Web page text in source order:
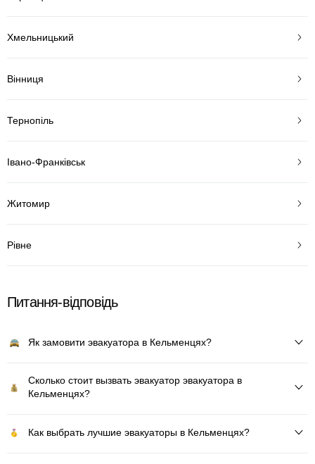
Хмельницький
Вінниця
Тернопіль
Івано-Франківськ
Житомир
Рівне
Питання-відповідь
Як замовити эвакуатора в Кельменцях?
Сколько стоит вызвать эвакуатор эвакуатора в
Кельменцях?
Как выбрать лучшие эвакуаторы в Кельменцях?